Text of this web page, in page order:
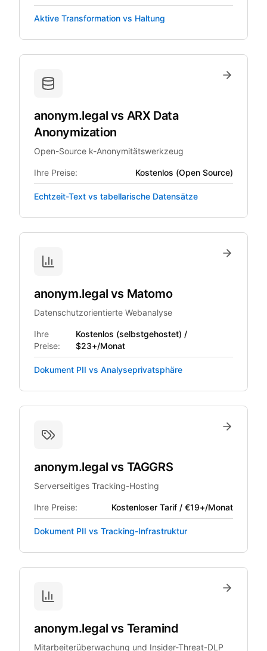
Aktive Transformation vs Haltung
anonym.legal vs ARX Data
Anonymization
Open-Source k-Anonymitätswerkzeug
Ihre Preise: Kostenlos (Open Source)
Echtzeit-Text vs tabellarische Datensätze
anonym.legal vs Matomo
Datenschutzorientierte Webanalyse
Ihre
Preise:
Kostenlos (selbstgehostet) /
$23+/Monat
Dokument PII vs Analyseprivatsphäre
anonym.legal vs TAGGRS
Serverseitiges Tracking-Hosting
Ihre Preise: Kostenloser Tarif / €19+/Monat
Dokument PII vs Tracking-Infrastruktur
anonym.legal vs Teramind
Mitarbeiterüberwachung und Insider-Threat-DLP